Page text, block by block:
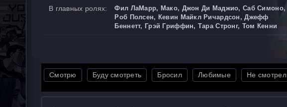
В главных ролях:
Фил ЛаМарр, Мако, Джон Ди Маджио, Саб Симоно,
Роб Полсен, Кевин Майкл Ричардсон, Джефф
Беннетт, Грэй Гриффин, Тара Стронг, Том Кенни
Смотрю Буду смотреть Бросил Любимые Не смотрел